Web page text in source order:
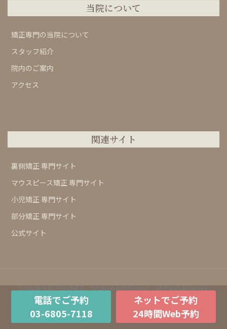
当院について
矯正専門の当院について
スタッフ紹介
院内のご案内
アクセス
関連サイト
裏側矯正 専門サイト
マウスピース矯正 専門サイト
小児矯正 専門サイト
部分矯正 専門サイト
公式サイト
Copyright © 子供の矯正（futakost-ortho.com）, All Rights Reserved.
電話でご予約
03-6805-7118
ネットでご予約
24時間Web予約